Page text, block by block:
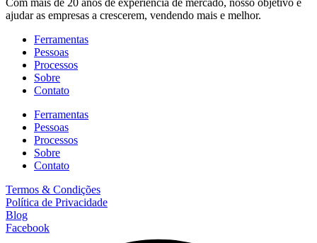
ajudar as empresas a crescerem, vendendo mais e melhor.
Ferramentas
Pessoas
Processos
Sobre
Contato
Ferramentas
Pessoas
Processos
Sobre
Contato
Termos & Condições
Política de Privacidade
Blog
Facebook